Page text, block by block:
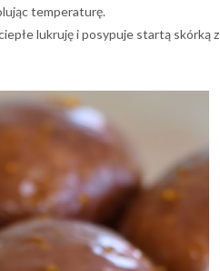
temperaturę.
lukruję i posypuje startą skórką z